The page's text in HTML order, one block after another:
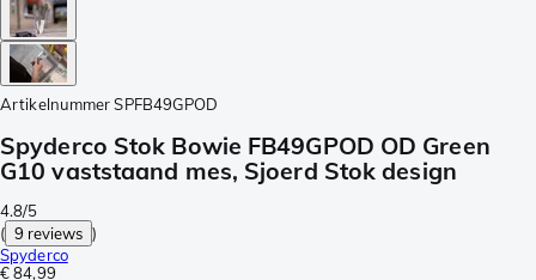
Artikelnummer SPFB49GPOD
Spyderco Stok Bowie FB49GPOD OD Green
G10 vaststaand mes, Sjoerd Stok design
4.8/5
( 9 reviews )
Spyderco
€ 84,99